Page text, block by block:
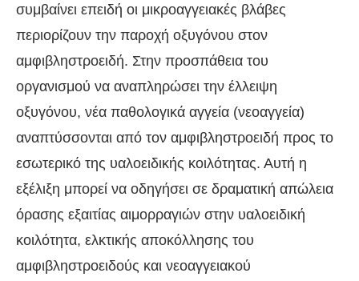
συμβαίνει επειδή οι μικροαγγειακές βλάβες
περιορίζουν την παροχή οξυγόνου στον
αμφιβληστροειδή. Στην προσπάθεια του
οργανισμού να αναπληρώσει την έλλειψη
οξυγόνου, νέα παθολογικά αγγεία (νεοαγγεία)
αναπτύσσονται από τον αμφιβληστροειδή προς το
εσωτερικό της υαλοειδικής κοιλότητας. Αυτή η
εξέλιξη μπορεί να οδηγήσει σε δραματική απώλεια
όρασης εξαιτίας αιμορραγιών στην υαλοειδική
κοιλότητα, ελκτικής αποκόλλησης του
αμφιβληστροειδούς και νεοαγγειακού